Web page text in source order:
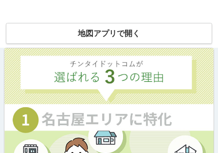
地図アプリで開く